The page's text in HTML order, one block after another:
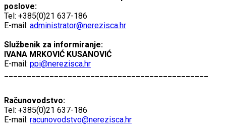
poslove:
Tel: +385(0)21 637-186
E-mail: administrator@nerezisca.hr
Službenik za informiranje:
IVANA MRKOVIĆ KUSANOVIĆ
E-mail: ppi@nerezisca.hr
Računovodstvo:
Tel: +385(0)21 637-186
E-mail: racunovodstvo@nerezisca.hr